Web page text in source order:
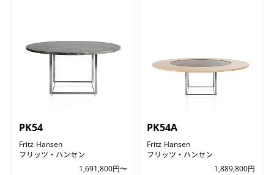
PK54
Fritz Hansen
フリッツ・ハンセン
1,691,800円〜
PK54A
Fritz Hansen
フリッツ・ハンセン
1,889,800円